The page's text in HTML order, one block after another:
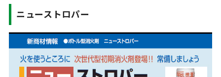
ニューストロパー